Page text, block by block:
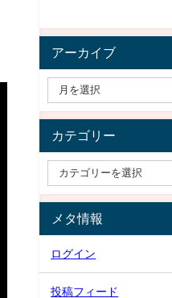
アーカイブ
カテゴリー
メタ情報
ログイン
投稿フィード